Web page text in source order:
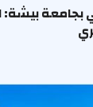
بجامعة بيشة: